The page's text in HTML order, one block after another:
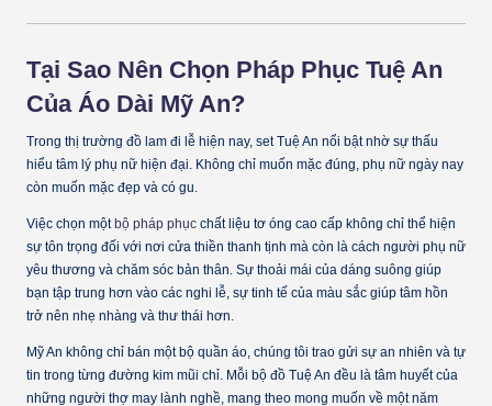
Tại Sao Nên Chọn Pháp Phục Tuệ An
Của Áo Dài Mỹ An?
Trong thị trường đồ lam đi lễ hiện nay, set Tuệ An nổi bật nhờ sự thấu
hiểu tâm lý phụ nữ hiện đại. Không chỉ muốn mặc đúng, phụ nữ ngày nay
còn muốn mặc đẹp và có gu.
Việc chọn một bộ pháp phục chất liệu tơ óng cao cấp không chỉ thể hiện
sự tôn trọng đối với nơi cửa thiền thanh tịnh mà còn là cách người phụ nữ
yêu thương và chăm sóc bản thân. Sự thoải mái của dáng suông giúp
bạn tập trung hơn vào các nghi lễ, sự tinh tế của màu sắc giúp tâm hồn
trở nên nhẹ nhàng và thư thái hơn.
Mỹ An không chỉ bán một bộ quần áo, chúng tôi trao gửi sự an nhiên và tự
tin trong từng đường kim mũi chỉ. Mỗi bộ đồ Tuệ An đều là tâm huyết của
những người thợ may lành nghề, mang theo mong muốn về một năm